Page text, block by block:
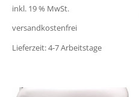
inkl. 19 % MwSt.
versandkostenfrei
Lieferzeit: 4-7 Arbeitstage